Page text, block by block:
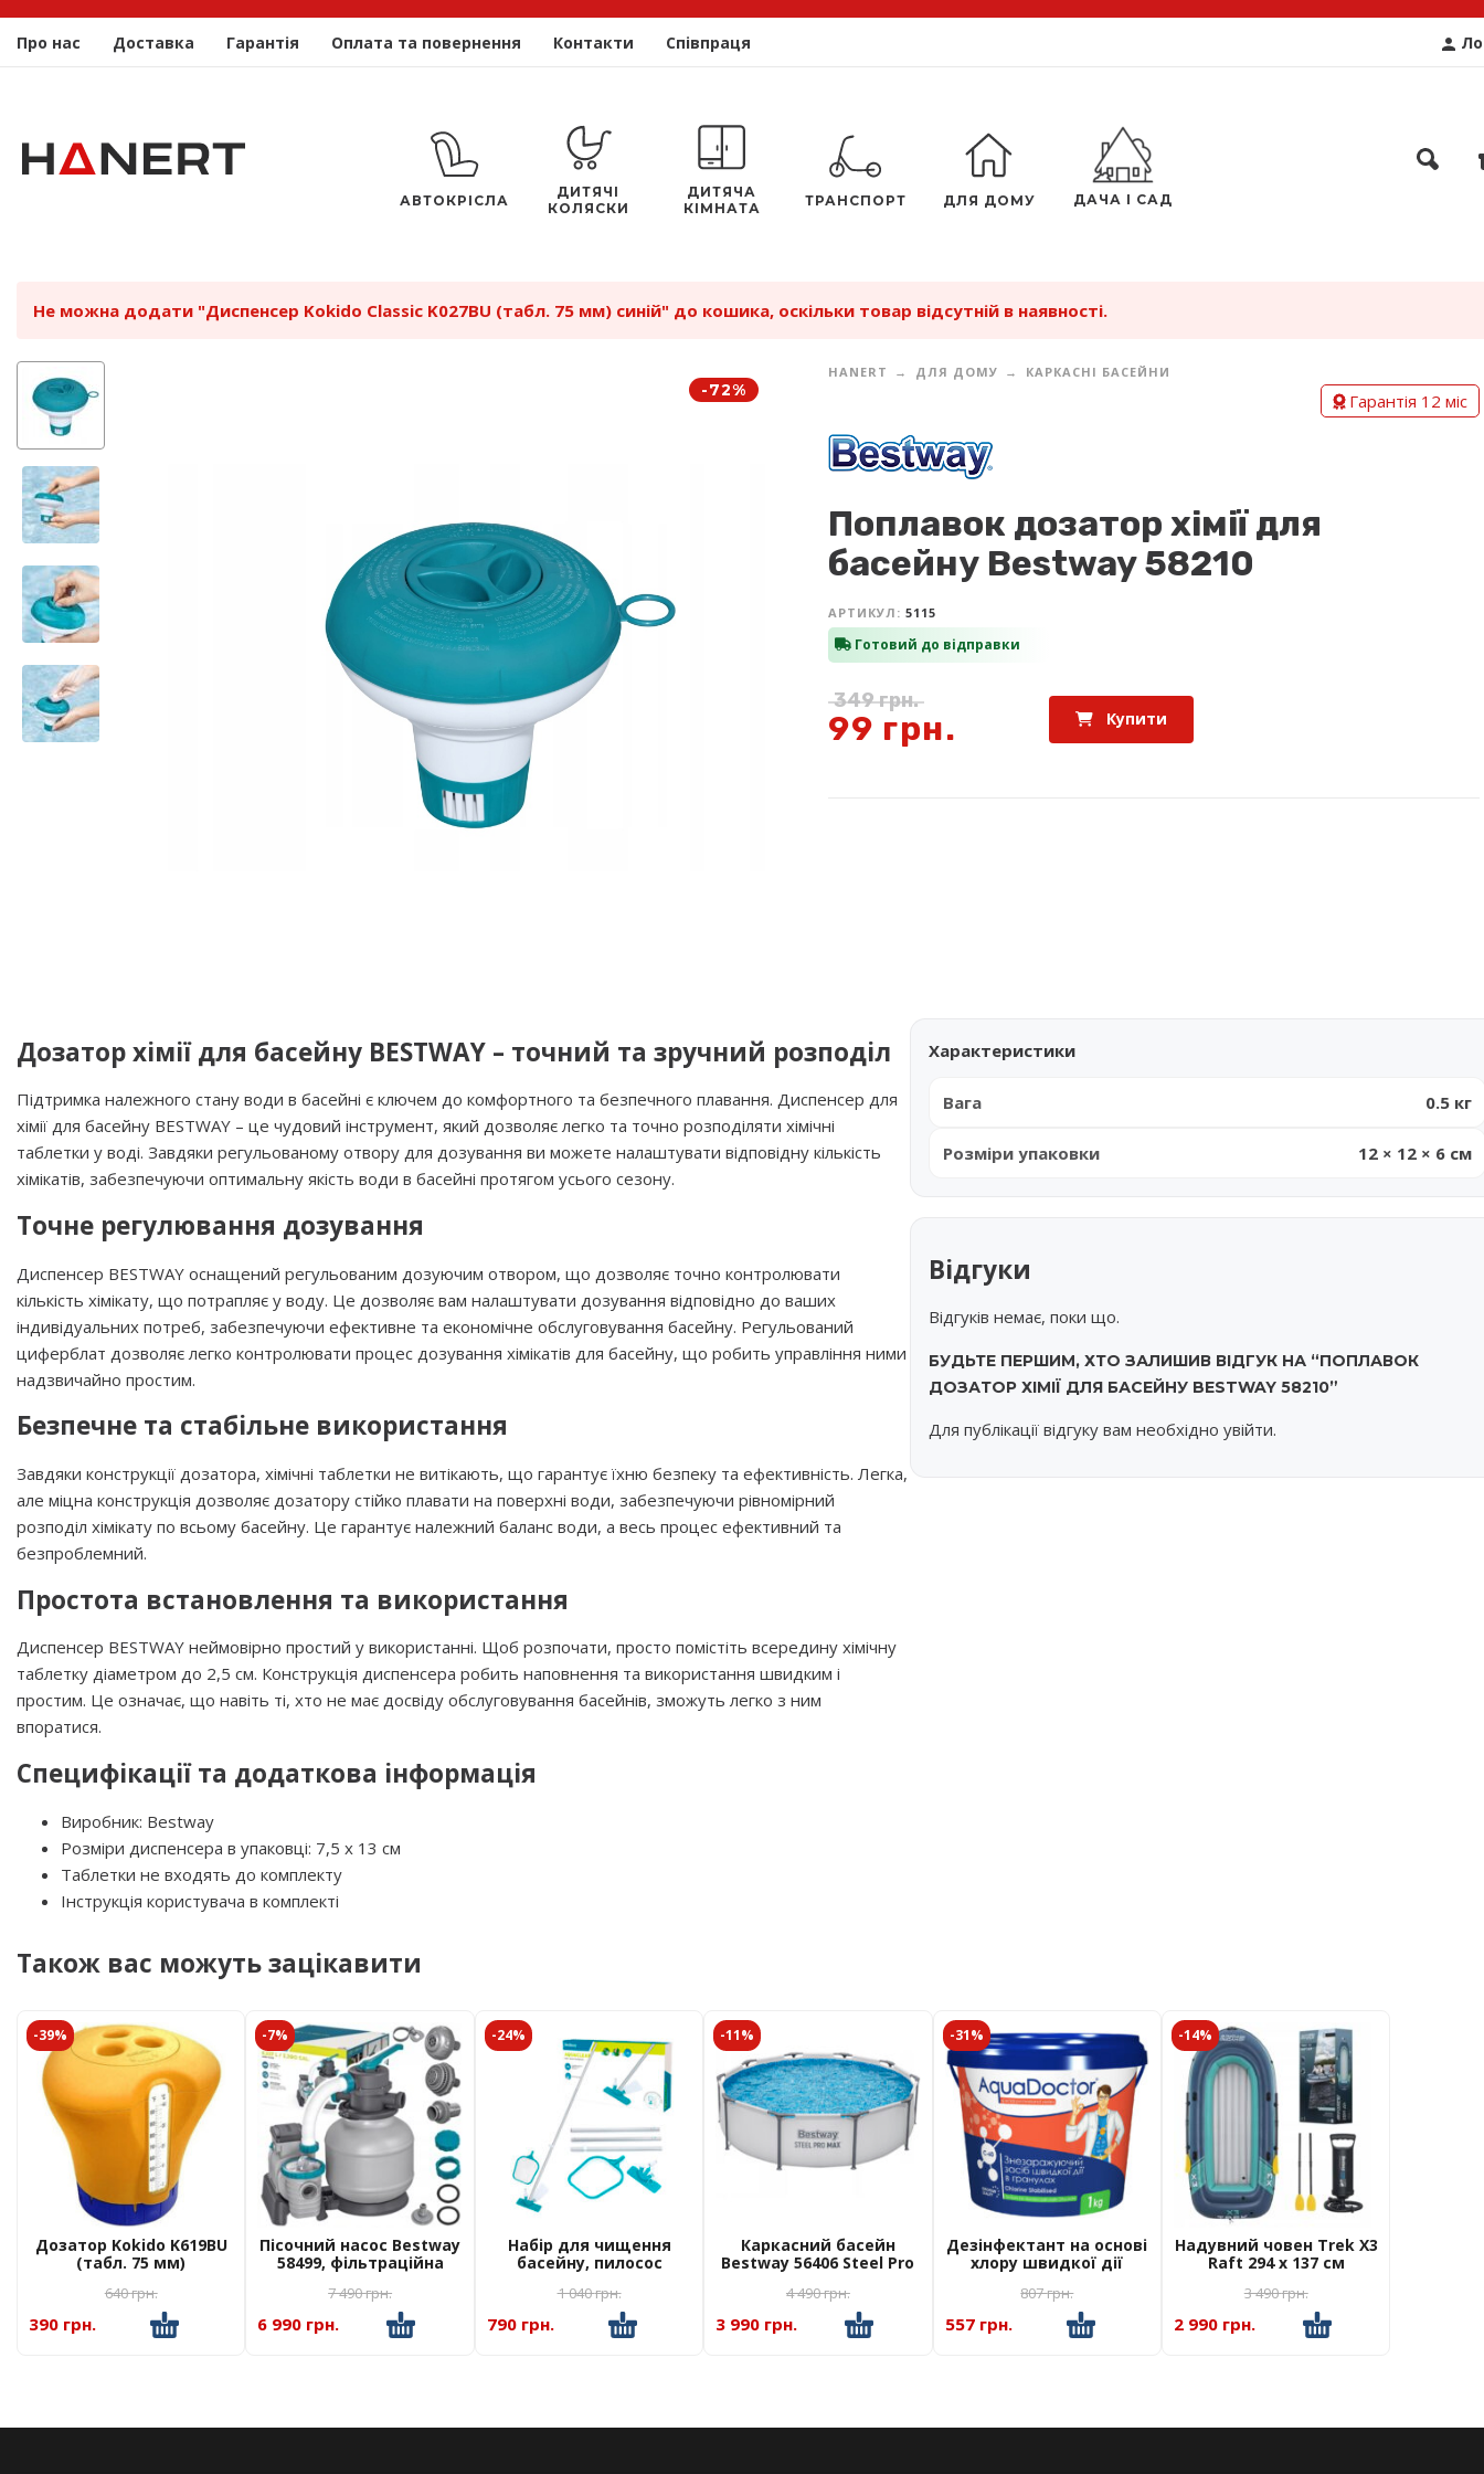
Про нас Доставка Гарантія Оплата та повернення Контакти Співпраця
АВТОКРІСЛА
ДИТЯЧІ
КОЛЯСКИ
ДИТЯЧА
КІМНАТА
ТРАНСПОРТ ДЛЯ ДОМУ ДАЧА І САД
Не можна додати "Диспенсер Kokido Classic K027BU (табл. 75 мм) синій" до кошика, оскільки товар відсутній в наявності.
-72%
HANERT ДЛЯ ДОМУ КАРКАСНІ БАСЕЙНИ
Гарантія 12 міс
Поплавок дозатор хімії для
басейну Bestway 58210
АРТИКУЛ: 5115
Готовий до відправки
349грн.
99 грн. Купити
Дозатор хімії для басейну BESTWAY – точний та зручний розподіл
Підтримка належного стану води в басейні є ключем до комфортного та безпечного плавання. Диспенсер для
хімії для басейну BESTWAY – це чудовий інструмент, який дозволяє легко та точно розподіляти хімічні
таблетки у воді. Завдяки регульованому отвору для дозування ви можете налаштувати відповідну кількість
хімікатів, забезпечуючи оптимальну якість води в басейні протягом усього сезону.
Точне регулювання дозування
Диспенсер BESTWAY оснащений регульованим дозуючим отвором, що дозволяє точно контролювати
кількість хімікату, що потрапляє у воду. Це дозволяє вам налаштувати дозування відповідно до ваших
індивідуальних потреб, забезпечуючи ефективне та економічне обслуговування басейну. Регульований
циферблат дозволяє легко контролювати процес дозування хімікатів для басейну, що робить управління ними
надзвичайно простим.
Безпечне та стабільне використання
Завдяки конструкції дозатора, хімічні таблетки не витікають, що гарантує їхню безпеку та ефективність. Легка,
але міцна конструкція дозволяє дозатору стійко плавати на поверхні води, забезпечуючи рівномірний
розподіл хімікату по всьому басейну. Це гарантує належний баланс води, а весь процес ефективний та
безпроблемний.
Простота встановлення та використання
Диспенсер BESTWAY неймовірно простий у використанні. Щоб розпочати, просто помістіть всередину хімічну
таблетку діаметром до 2,5 см. Конструкція диспенсера робить наповнення та використання швидким і
простим. Це означає, що навіть ті, хто не має досвіду обслуговування басейнів, зможуть легко з ним
впоратися.
Специфікації та додаткова інформація
Виробник: Bestway
Розміри диспенсера в упаковці: 7,5 x 13 см
Таблетки не входять до комплекту
Інструкція користувача в комплекті
Характеристики
Вага 0.5 кг
Розміри упаковки 12 × 12 × 6 см
Відгуки
Відгуків немає, поки що.
БУДЬТЕ ПЕРШИМ, ХТО ЗАЛИШИВ ВІДГУК НА “ПОПЛАВОК
ДОЗАТОР ХІМІЇ ДЛЯ БАСЕЙНУ BESTWAY 58210”
Для публікації відгуку вам необхідно увійти.
Також вас можуть зацікавити
-39%
Дозатор Kokido K619BU
(табл. 75 мм)
термометром
640грн.
390 грн.
-7%
Пісочний насос Bestway
58499, фільтраційна
7 490грн.
6 990 грн.
-24%
Набір для чищення
басейну, пилосос
1 040грн.
790 грн.
-11%
Каркасний басейн
Bestway 56406 Steel Pro
4 490грн.
3 990 грн.
-31%
Дезінфектант на основі
хлору швидкої дії
807грн.
557 грн.
-14%
Надувний човен Trek X3
Raft 294 x 137 см
3 490грн.
2 990 грн.